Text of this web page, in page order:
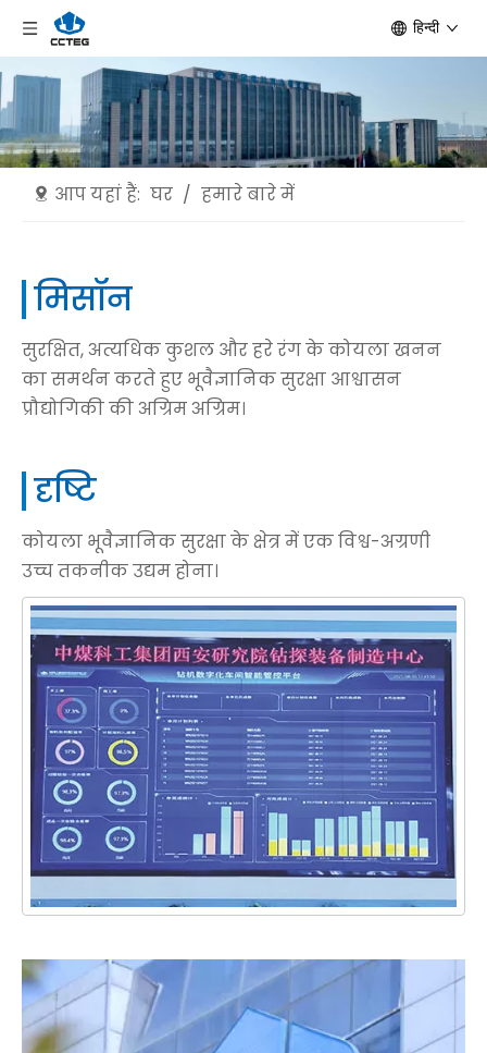
हिन्दी
आप यहां हैं: घर / हमारे बारे में
मिसॉन
सुरक्षित, अत्यधिक कुशल और हरे रंग के कोयला खनन
का समर्थन करते हुए भूवैज्ञानिक सुरक्षा आश्वासन
प्रौद्योगिकी की अग्रिम अग्रिम।
दृष्टि
कोयला भूवैज्ञानिक सुरक्षा के क्षेत्र में एक विश्व-अग्रणी
उच्च तकनीक उद्यम होना।